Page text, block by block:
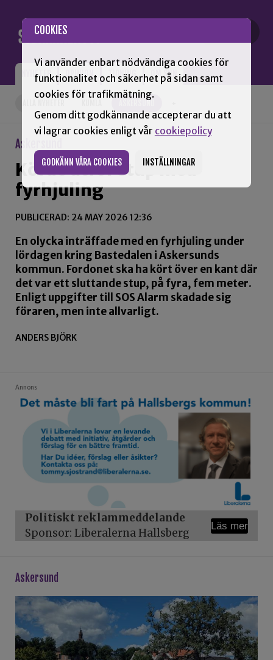
COOKIES
Vi använder enbart nödvändiga cookies för
funktionalitet och säkerhet på sidan samt
cookies för trafikmätning.
Genom ditt godkännande accepterar du att
vi lagrar cookies enligt vår cookiepolicy
GODKÄNN VÅRA COOKIES INSTÄLLNINGAR
NYHETER OPINION TIDNING OM SNN
ASKERSUND
Askersund
Körde utför stup med
fyrhjuling
PUBLICERAD: 24 MAY 2026 12:36
En olycka inträffade med en fyrhjuling under
lördagen kring Bastedalen i Askersunds
kommun. Fordonet ska ha kört över en kant där
det var ett sluttande stup, på fyra, fem meter.
Enligt uppgifter till SOS Alarm skadade sig
föraren, men inte allvarligt.
ANDERS BJÖRK
Annons
Politiskt reklammeddelande
Sponsor: Liberalerna Hallsberg
Läs mer
askersund